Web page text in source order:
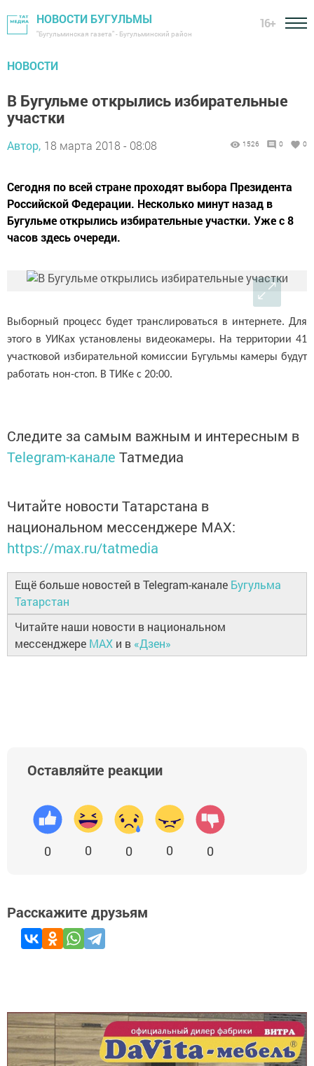
НОВОСТИ БУГУЛЬМЫ
"Бугульминская газета" - Бугульминский район
16+
НОВОСТИ
В Бугульме открылись избирательные
участки
Автор, 18 марта 2018 - 08:08 1526 0 0
Сегодня по всей стране проходят выбора Президента
Российской Федерации. Несколько минут назад в
Бугульме открылись избирательные участки. Уже с 8
часов здесь очереди.
Выборный процесс будет транслироваться в интернете. Для
этого в УИКах установлены видеокамеры. На территории 41
участковой избирательной комиссии Бугульмы камеры будут
работать нон-стоп. В ТИКе с 20:00.
Следите за самым важным и интересным в
Telegram-канале Татмедиа
Читайте новости Татарстана в
национальном мессенджере MАХ:
https://max.ru/tatmedia
Ещё больше новостей в Telegram-канале Бугульма
Татарстан
Читайте наши новости в национальном
мессенджере MAX и в «Дзен»
Оставляйте реакции
0 0 0 0 0
Расскажите друзьям